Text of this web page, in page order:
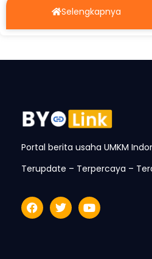
Selengkapnya
Portal berita usaha UMKM
Terupdate – Terpercaya –